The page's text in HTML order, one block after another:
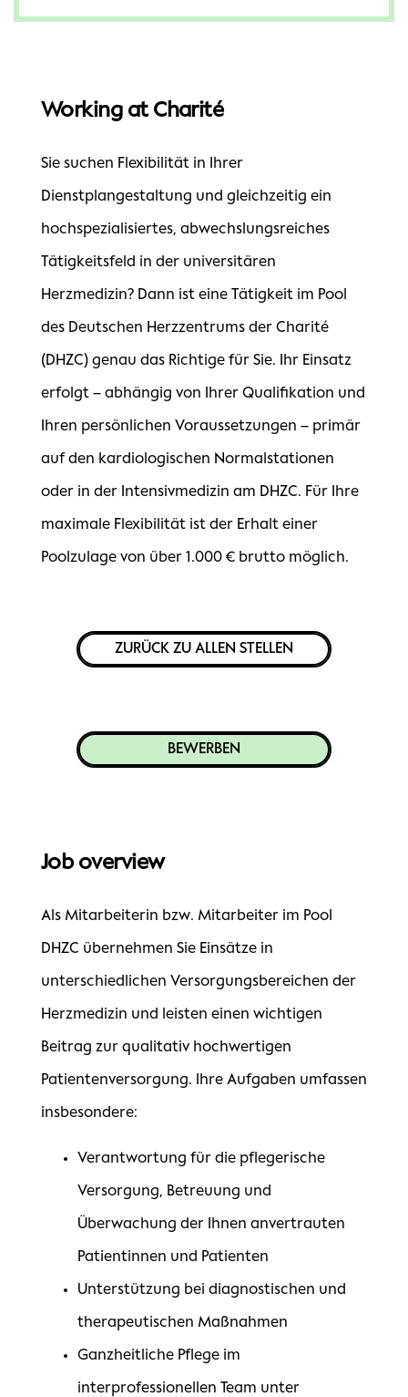
Working at Charité
Sie suchen Flexibilität in Ihrer
Dienstplangestaltung und gleichzeitig ein
hochspezialisiertes, abwechslungsreiches
Tätigkeitsfeld in der universitären
Herzmedizin? Dann ist eine Tätigkeit im Pool
des Deutschen Herzzentrums der Charité
(DHZC) genau das Richtige für Sie. Ihr Einsatz
erfolgt – abhängig von Ihrer Qualifikation und
Ihren persönlichen Voraussetzungen – primär
auf den kardiologischen Normalstationen
oder in der Intensivmedizin am DHZC. Für Ihre
maximale Flexibilität ist der Erhalt einer
Poolzulage von über 1.000 € brutto möglich.
ZURÜCK ZU ALLEN STELLEN
BEWERBEN
Job overview
Als Mitarbeiterin bzw. Mitarbeiter im Pool
DHZC übernehmen Sie Einsätze in
unterschiedlichen Versorgungsbereichen der
Herzmedizin und leisten einen wichtigen
Beitrag zur qualitativ hochwertigen
Patientenversorgung. Ihre Aufgaben umfassen
insbesondere:
Verantwortung für die pflegerische
Versorgung, Betreuung und
Überwachung der Ihnen anvertrauten
Patientinnen und Patienten
Unterstützung bei diagnostischen und
therapeutischen Maßnahmen
Ganzheitliche Pflege im
interprofessionellen Team unter